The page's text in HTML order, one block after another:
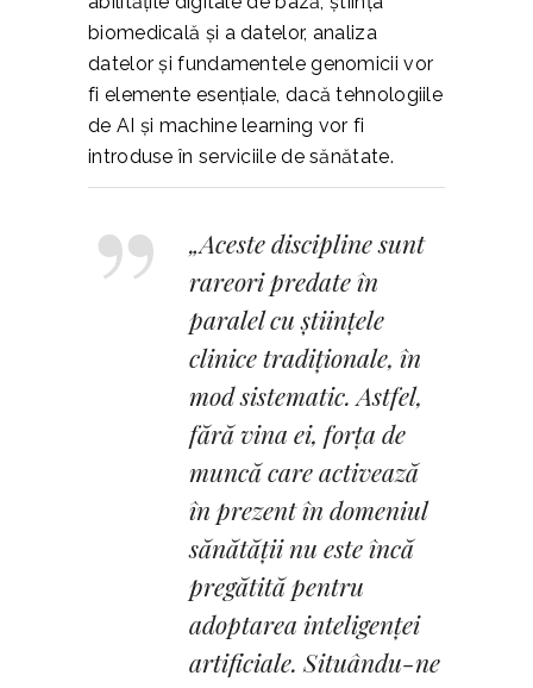
biomedicală și a datelor, analiza
datelor și fundamentele genomicii vor
fi elemente esențiale, dacă tehnologiile
de AI și machine learning vor fi
introduse în serviciile de sănătate.
„Aceste discipline sunt
rareori predate în
paralel cu științele
clinice tradiționale, în
mod sistematic. Astfel,
fără vina ei, forța de
muncă care activează
în prezent în domeniul
sănătății nu este încă
pregătită pentru
adoptarea inteligenței
artificiale. Situându-ne